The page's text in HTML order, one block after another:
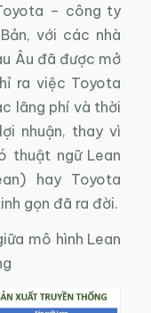
– công ty
với các nhà
Âu đã được mở
ra việc Toyota
lãng phí và thời
nhuận, thay vì
thuật ngữ Lean
hay Toyota
gọn đã ra đời.
mô hình Lean